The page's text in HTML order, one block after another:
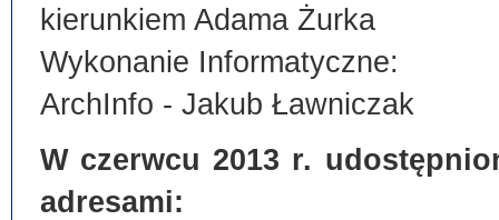
kierunkiem Adama Żurka
Wykonanie Informatyczne:
ArchInfo - Jakub Ławniczak
W czerwcu 2013 r.
adresami: